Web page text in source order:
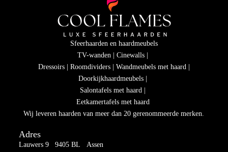
Sfeerhaarden en haardmeubels
TV-wanden | Cinewalls |
Dressoirs | Roomdividers | Wandmeubels met haard |
Doorkijkhaardmeubels |
Salontafels met haard |
Eetkamertafels met haard
Wij leveren haarden van meer dan 20 gerenommeerde merken.
Adres
Lauwers 9 9405 BL Assen